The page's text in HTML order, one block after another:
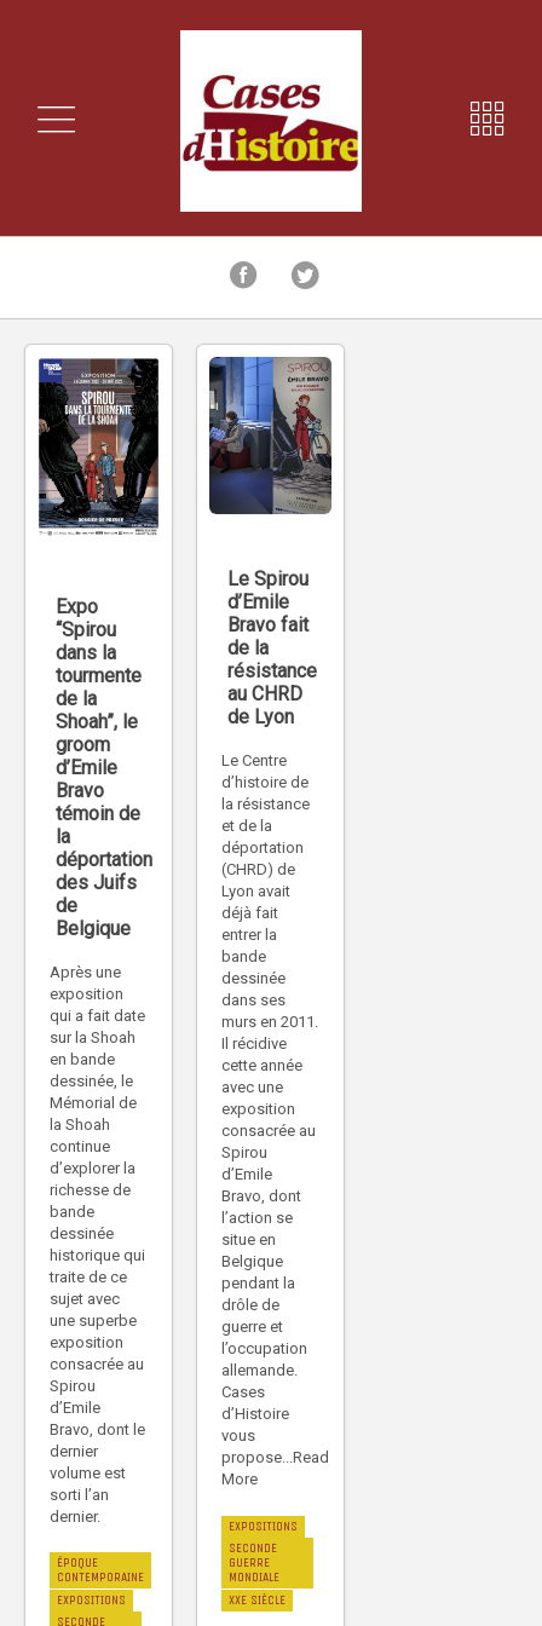
Expo
“Spirou
dans la
tourmente
de la
Shoah”, le
groom
d’Emile
Bravo
témoin de
la
déportation
des Juifs
de
Belgique
Après une
exposition
qui a fait date
sur la Shoah
en bande
dessinée, le
Mémorial de
la Shoah
continue
d’explorer la
richesse de
bande
dessinée
historique qui
traite de ce
sujet avec
une superbe
exposition
consacrée au
Spirou
d’Emile
Bravo, dont le
dernier
volume est
sorti l’an
dernier.
ÉPOQUE
CONTEMPORAINE
EXPOSITIONS
SECONDE
Le Spirou
d’Emile
Bravo fait
de la
résistance
au CHRD
de Lyon
Le Centre
d’histoire de
la résistance
et de la
déportation
(CHRD) de
Lyon avait
déjà fait
entrer la
bande
dessinée
dans ses
murs en 2011.
Il récidive
cette année
avec une
exposition
consacrée au
Spirou
d’Emile
Bravo, dont
l’action se
situe en
Belgique
pendant la
drôle de
guerre et
l’occupation
allemande.
Cases
d’Histoire
vous
propose...Read
More
EXPOSITIONS
SECONDE
GUERRE
MONDIALE
XXE SIÈCLE